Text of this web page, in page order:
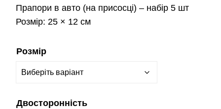
Прапори в авто (на присосці) – набір 5 шт
Розмір: 25 × 12 см
Розмір
Двосторонність